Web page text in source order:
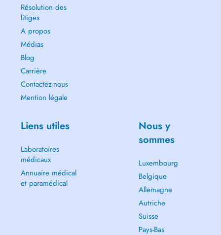
Résolution des
litiges
A propos
Médias
Blog
Carrière
Contactez-nous
Mention légale
Liens utiles
Laboratoires
médicaux
Annuaire médical
et paramédical
Nous y
sommes
Luxembourg
Belgique
Allemagne
Autriche
Suisse
Pays-Bas